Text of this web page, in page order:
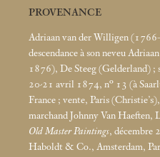
PROVENANCE
Adriaan van der Willigen
descendance à son neveu
1876), De Steeg (Gelderland) ;
20-21 avril 1874, n° 13 (à
France ; vente, Paris
marchand Johnny Van Haeften,
Old Master Paintings, décembre
Haboldt & Co., Amsterdam,